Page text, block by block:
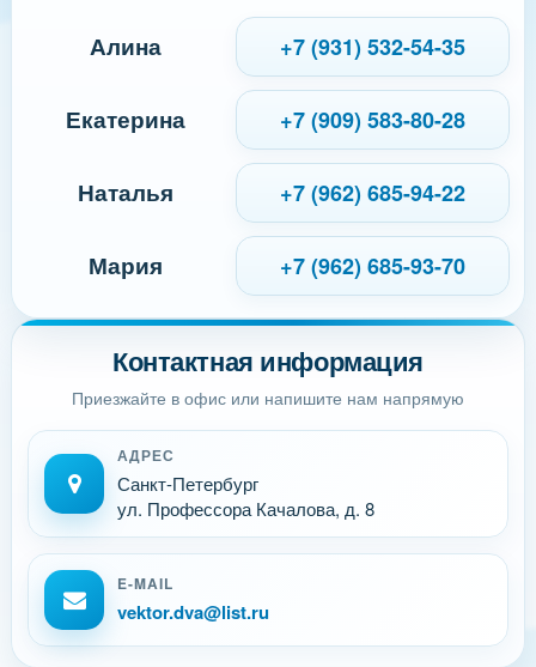
Контактная информация
Приезжайте в офис или напишите нам напрямую
АДРЕС
Санкт-Петербург
ул. Профессора Качалова, д. 8
E-MAIL
vektor.dva@list.ru
Алина +7 (931) 532-54-35
Екатерина +7 (909) 583-80-28
Наталья +7 (962) 685-94-22
Мария +7 (962) 685-93-70